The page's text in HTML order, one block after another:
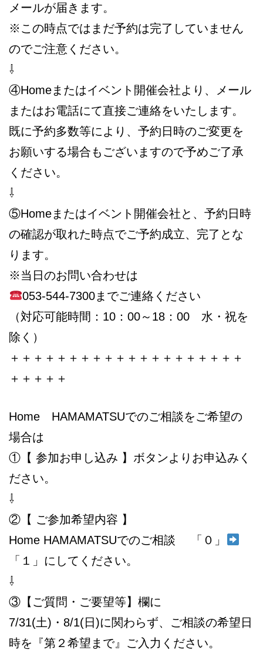
メールが届きます。
※この時点ではまだ予約は完了していません
のでご注意ください。
⇩
④Homeまたはイベント開催会社より、メール
またはお電話にて直接ご連絡をいたします。
既に予約多数等により、予約日時のご変更を
お願いする場合もございますので予めご了承
ください。
⇩
⑤Homeまたはイベント開催会社と、予約日時
の確認が取れた時点でご予約成立、完了とな
ります。
※当日のお問い合わせは
053-544-7300までご連絡ください
（対応可能時間：10：00～18：00 水・祝を
除く）
＋＋＋＋＋＋＋＋＋＋＋＋＋＋＋＋＋＋＋＋
＋＋＋＋＋
Home HAMAMATSUでのご相談をご希望の
場合は
①【 参加お申し込み 】ボタンよりお申込みく
ださい。
⇩
②【 ご参加希望内容 】
Home HAMAMATSUでのご相談 「０」
「１」にしてください。
⇩
③【ご質問・ご要望等】欄に
7/31(土)・8/1(日)に関わらず、ご相談の希望日
時を『第２希望まで』ご入力ください。